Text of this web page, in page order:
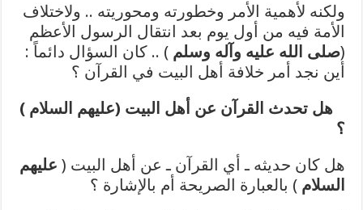
ولكنه لأهمية الأمر وخطورته ومحوريته .. ولاختلاف
الأمة فيه من أول يوم بعد انتقال الرسول الأعظم
(صلى الله عليه وآله وسلم ) .. كان السؤال دائماً :
أين نجد أمر خلافة أهل البيت في القرآن ؟
هل تحدث القرآن عن أهل البيت (عليهم السلام )
؟
هل كان حديثه ـ أي القرآن ـ عن أهل البيت ( عليهم
السلام ) بالعبارة الصريحة أم بالإشارة ؟